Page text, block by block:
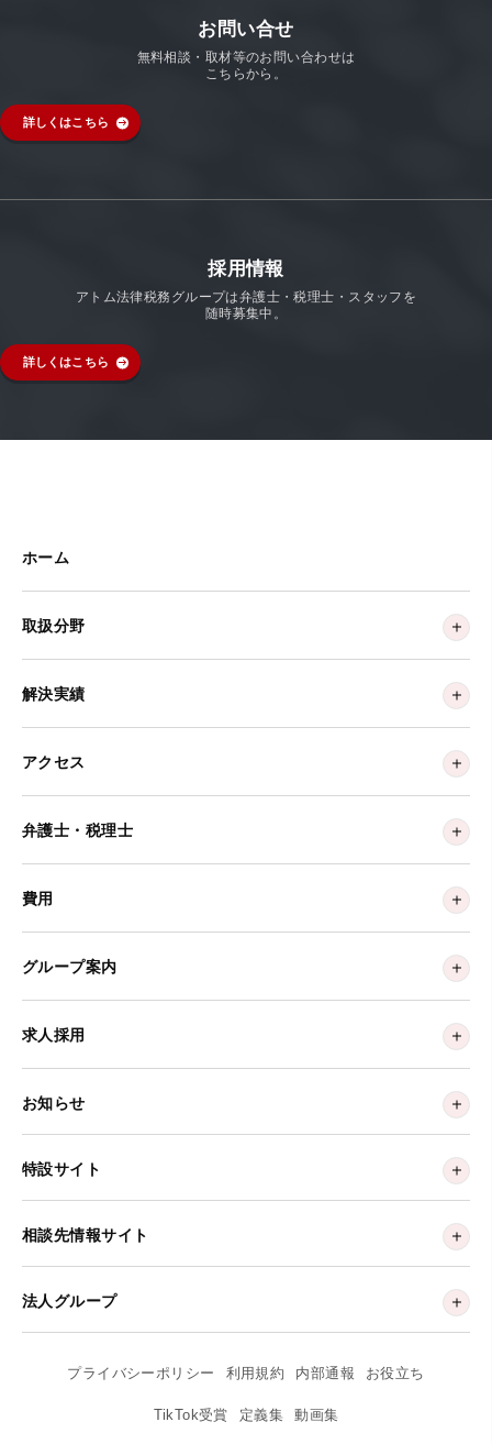
お問い合せ
無料相談・取材等のお問い合わせは
こちらから。
詳しくはこちら
採用情報
アトム法律税務グループは弁護士・税理士・スタッフを
随時募集中。
詳しくはこちら
ホーム
取扱分野
解決実績
アクセス
弁護士・税理士
費用
グループ案内
求人採用
お知らせ
特設サイト
相談先情報サイト
法人グループ
プライバシーポリシー 利用規約 内部通報 お役立ち
TikTok受賞 定義集 動画集